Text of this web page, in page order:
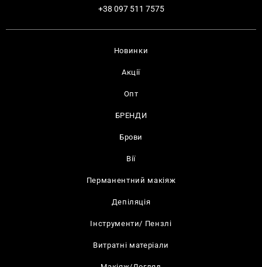
Новинки
Акції
Опт
БРЕНДИ
Брови
Вії
Перманентний макіяж
Депіляція
Інструменти/ Пензлі
Витратні матеріали
+38 097 511 7575